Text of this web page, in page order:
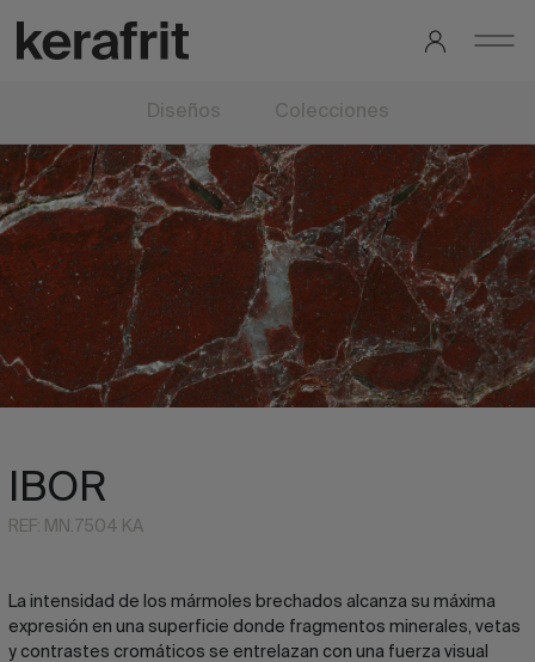
Diseños Colecciones
IBOR
REF: MN.7504 KA
La intensidad de los mármoles brechados alcanza su máxima
expresión en una superficie donde fragmentos minerales, vetas
y contrastes cromáticos se entrelazan con una fuerza visual